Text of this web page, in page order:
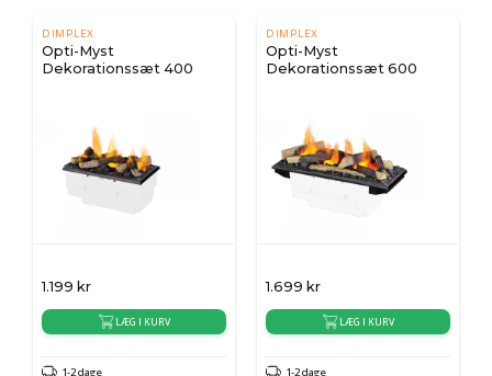
DIMPLEX
Opti-Myst
Dekorationssæt 400
1.199 kr
LÆG I KURV
1-2 dage
DIMPLEX
Opti-Myst
Dekorationssæt 600
1.699 kr
LÆG I KURV
1-2 dage